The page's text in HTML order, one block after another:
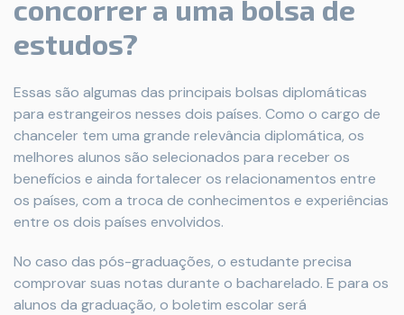
concorrer a uma bolsa de
estudos?
Essas são algumas das principais bolsas diplomáticas
para estrangeiros nesses dois países. Como o cargo de
chanceler tem uma grande relevância diplomática, os
melhores alunos são selecionados para receber os
benefícios e ainda fortalecer os relacionamentos entre
os países, com a troca de conhecimentos e experiências
entre os dois países envolvidos.
No caso das pós-graduações, o estudante precisa
comprovar suas notas durante o bacharelado. E para os
alunos da graduação, o boletim escolar será